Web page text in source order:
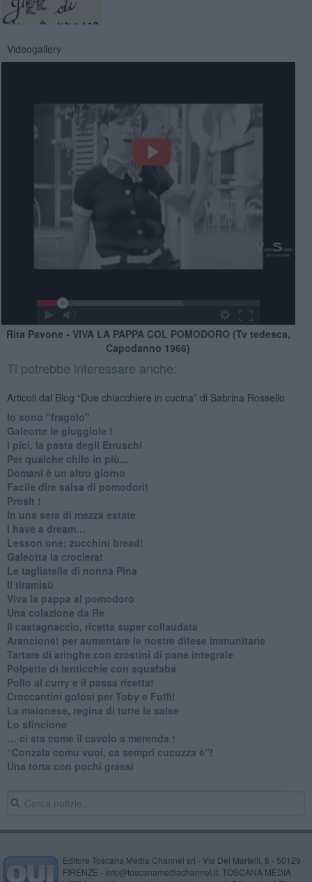
Videogallery
Rita Pavone - VIVA LA PAPPA COL POMODORO (Tv tedesca,
Capodanno 1966)
Ti potrebbe interessare anche:
Articoli dal Blog “Due chiacchiere in cucina” di Sabrina Rossello
Io sono "fragolo"
Galeotte le giuggiole !
I pici, la pasta degli Etruschi
Per qualche chilo in più...
Domani è un altro giorno
​Facile dire salsa di pomodori!
Prosit !
​In una sera di mezza estate
I have a dream…
​Lesson one: zucchini bread!
Galeotta la crociera!
Le tagliatelle di nonna Pina
Il tiramisù
Viva la pappa al pomodoro
Una colazione da Re
Il castagnaccio, ricetta super collaudata
​Arancione! per aumentare le nostre difese immunitarie
Tartare di aringhe con crostini di pane integrale
Polpette di lenticchie con aquafaba
​Pollo al curry e il passa ricetta!
Croccantini golosi per Toby e Fuffi!
La maionese, regina di tutte le salse
Lo sfincione
​… ci sta come il cavolo a merenda !
“Conzala comu vuoi, ca sempri cucuzza è”!
​Una torta con pochi grassi
Editore Toscana Media Channel srl - Via Dei Martelli, 8 - 50129
FIRENZE - info@toscanamediachannel.it. TOSCANA MEDIA